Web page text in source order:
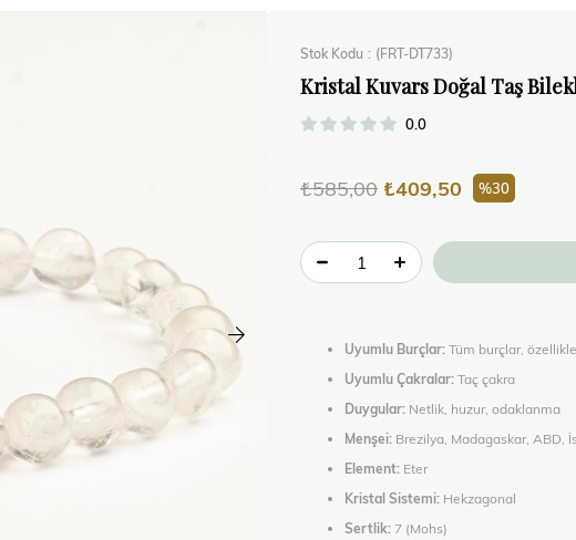
Stok Kodu (FRT-DT733)
Kristal Kuvars Doğal Taş
0.0
₺585,00 ₺409,50 30
Uyumlu Burçlar:Tüm burçlar,
Uyumlu Çakralar:Taç çakra
Duygular: Netlik, huzur, odaklanma
Menşei: Brezilya, Madagaskar, ABD,
Element: Eter
Kristal Sistemi: Hekzagonal
Sertlik: 7 (Mohs)